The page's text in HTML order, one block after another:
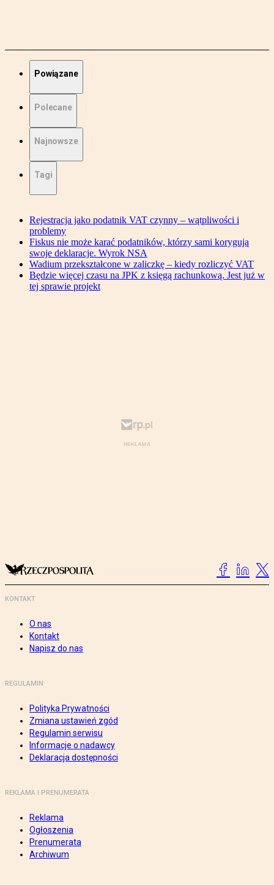
Powiązane
Polecane
Najnowsze
Tagi
Rejestracja jako podatnik VAT czynny – wątpliwości i
problemy
Fiskus nie może karać podatników, którzy sami korygują
swoje deklaracje. Wyrok NSA
Wadium przekształcone w zaliczkę – kiedy rozliczyć VAT
Będzie więcej czasu na JPK z księgą rachunkową. Jest już w
tej sprawie projekt
KONTAKT
O nas
Kontakt
Napisz do nas
REGULAMIN
Polityka Prywatności
Zmiana ustawień zgód
Regulamin serwisu
Informacje o nadawcy
Deklaracja dostępności
REKLAMA I PRENUMERATA
Reklama
Ogłoszenia
Prenumerata
Archiwum